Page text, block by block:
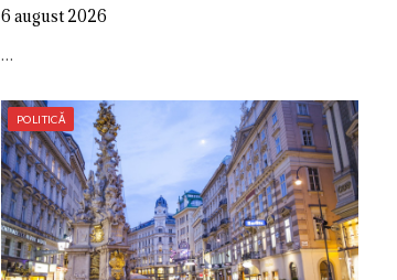
6 august 2026
…
POLITICĂ